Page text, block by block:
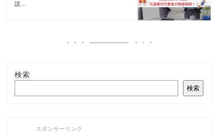
説...
検索
検索
スポンサーリンク